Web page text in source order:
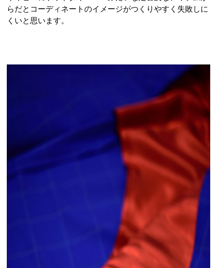
らだとコーディネートのイメージがつくりやすく失敗しに
くいと思います。